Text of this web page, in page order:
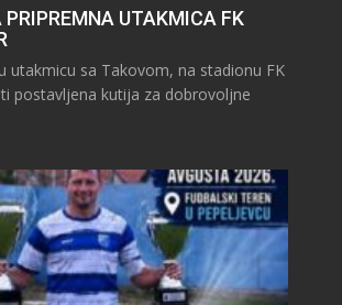
PRIPREMNA UTAKMICA FK
utakmicu sa Takovom, na stadionu FK
postavljena kutija za dobrovoljne